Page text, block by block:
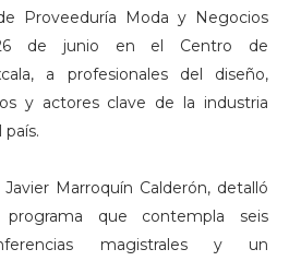
Proveeduría Moda y Negocios
de junio en el Centro de
a profesionales del diseño,
y actores clave de la industria
Marroquín Calderón, detalló
que contempla seis
magistrales y un